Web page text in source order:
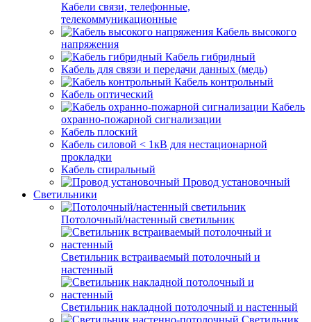
Кабели связи, телефонные,
телекоммуникационные
Кабель высокого
напряжения
Кабель гибридный
Кабель для связи и передачи данных (медь)
Кабель контрольный
Кабель оптический
Кабель
охранно-пожарной сигнализации
Кабель плоский
Кабель силовой < 1кВ для нестационарной
прокладки
Кабель спиральный
Провод установочный
Светильники
Потолочный/настенный светильник
Светильник встраиваемый потолочный и
настенный
Светильник накладной потолочный и настенный
Светильник